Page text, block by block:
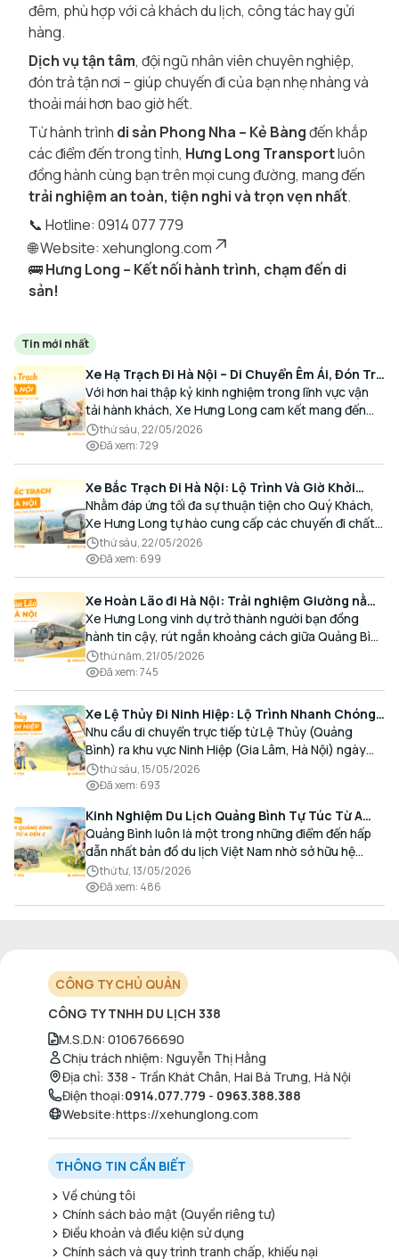
đêm, phù hợp với cả khách du lịch, công tác hay gửi
hàng.
Dịch vụ tận tâm, đội ngũ nhân viên chuyên nghiệp,
đón trả tận nơi – giúp chuyến đi của bạn nhẹ nhàng và
thoải mái hơn bao giờ hết.
Từ hành trình di sản Phong Nha – Kẻ Bàngđến khắp
các điểm đến trong tỉnh, Hưng Long Transportluôn
đồng hành cùng bạn trên mọi cung đường, mang đến
trải nghiệm an toàn, tiện nghi và trọn vẹn nhất.
📞 Hotline: 0914 077 779
🌐 Website: xehunglong.com
🚌Hưng Long – Kết nối hành trình, chạm đến di
sản!
Tin mới nhất
Xe Hạ Trạch Đi Hà Nội – Di Chuyển Êm Ái, Đón Trả
Tận Nơi Cùng Xe Hưng Long
Với hơn hai thập kỷ kinh nghiệm trong lĩnh vực vận
tải hành khách, Xe Hưng Long cam kết mang đến
cho Quý Khách một hành trình di chuyển trọn vẹn,
thoải mái và đúng giờ.
thứ sáu, 22/05/2026
Đã xem:729
Xe Bắc Trạch Đi Hà Nội: Lộ Trình Và Giờ Khởi
Hành Cùng Xe Hưng Long
Nhằm đáp ứng tối đa sự thuận tiện cho Quý Khách,
Xe Hưng Long tự hào cung cấp các chuyến đi chất
lượng cao, an toàn với lịch trình linh hoạt mỗi ngày.
thứ sáu, 22/05/2026
Đã xem: 699
Xe Hoàn Lão đi Hà Nội: Trải nghiệm Giường nằm
Cao cấp, Đón trả Tận nơi
Xe Hưng Long vinh dự trở thành người bạn đồng
hành tin cậy, rút ngắn khoảng cách giữa Quảng Bình
và Thủ đô bằng chất lượng dịch vụ chuẩn mực.
thứ năm, 21/05/2026
Đã xem:745
Xe Lệ Thủy Đi Ninh Hiệp: Lộ Trình Nhanh Chóng,
Đón Trả Tận Nơi
Nhu cầu di chuyển trực tiếp từ Lệ Thủy (Quảng
Bình) ra khu vực Ninh Hiệp (Gia Lâm, Hà Nội) ngày
càng gia tăng, đặc biệt đối với các hành khách có
nhu cầu giao thương, kinh doanh và mua sắm.
thứ sáu, 15/05/2026
Đã xem: 693
Kinh Nghiệm Du Lịch Quảng Bình Tự Túc Từ A
Đến Z Chi Tiết Nhất
Quảng Bình luôn là một trong những điểm đến hấp
dẫn nhất bản đồ du lịch Việt Nam nhờ sở hữu hệ
thống hang động kỳ vĩ, những bãi biển hoang sơ và
nét ẩm thực đậm đà bản sắc.
thứ tư, 13/05/2026
Đã xem: 486
CÔNG TY CHỦ QUẢN
CÔNG TY TNHH DU LỊCH 338
M.S.D.N: 0106766690
Chịu trách nhiệm: Nguyễn Thị Hằng
Địa chỉ: 338 - Trần Khát Chân, Hai Bà Trưng, Hà Nội
Điện thoại:0914.077.779 - 0963.388.388
Website:https://xehunglong.com
THÔNG TIN CẦN BIẾT
Về chúng tôi
Chính sách bảo mật (Quyền riêng tư)
Điều khoản và điều kiện sử dụng
Chính sách và quy trình tranh chấp, khiếu nại